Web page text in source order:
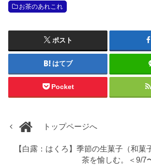
お茶のあれこれ
ポスト
はてブ
Pocket
トップページへ
【白露：はくろ】季節の生菓子（和菓
茶を愉しむ。＜9/7